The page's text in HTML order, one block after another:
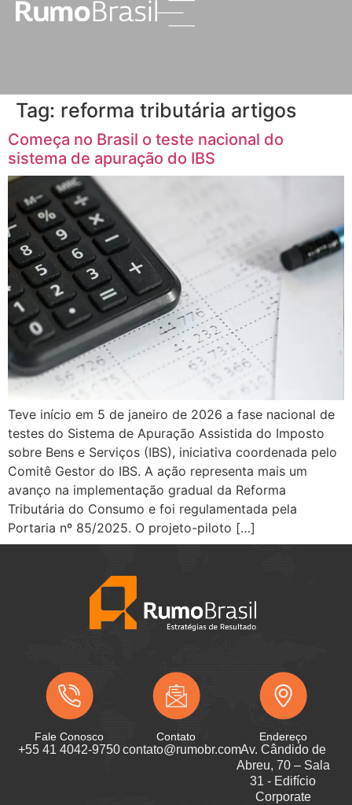
Tag: reforma tributária artigos
Começa no Brasil o teste nacional do
sistema de apuração do IBS
Teve início em 5 de janeiro de 2026 a fase nacional de
testes do Sistema de Apuração Assistida do Imposto
sobre Bens e Serviços (IBS), iniciativa coordenada pelo
Comitê Gestor do IBS. A ação representa mais um
avanço na implementação gradual da Reforma
Tributária do Consumo e foi regulamentada pela
Portaria nº 85/2025. O projeto-piloto […]
Fale Conosco
+55 41 4042-9750
Contato
contato@rumobr.com
Endereço
Av. Cândido de
Abreu, 70 – Sala
31 - Edifício
Corporate